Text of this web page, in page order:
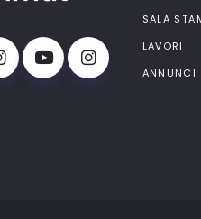
SALA
LAVORI
ANNUNCI